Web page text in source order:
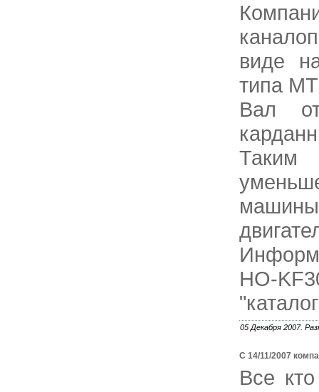
виде
типа
Вал
Таким
НО-
05 Декабря 2007.
C 14/11/2007
Все